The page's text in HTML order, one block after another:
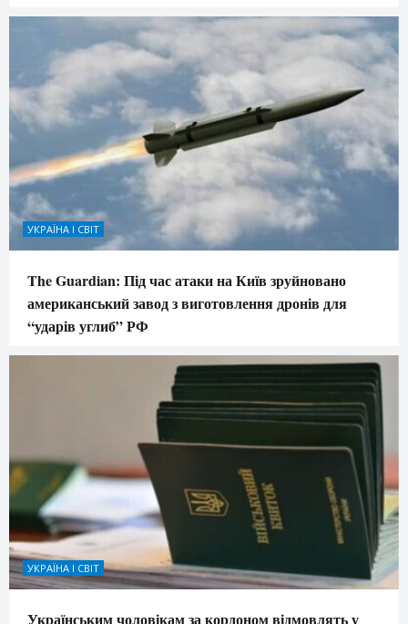
УКРАЇНА І СВІТ
The Guardian: Під час атаки на Київ зруйновано
американський завод з виготовлення дронів для
“ударів углиб” РФ
УКРАЇНА І СВІТ
Українським чоловікам за кордоном відмовлять у